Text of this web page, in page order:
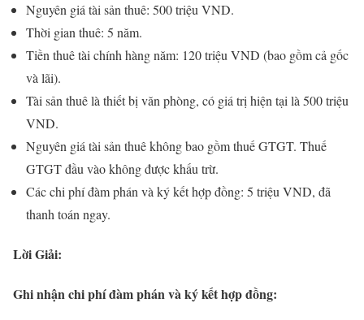
Nguyên giá tài sản thuê: 500 triệu VND.
Thời gian thuê: 5 năm.
Tiền thuê tài chính hàng năm: 120 triệu VND (bao gồm cả gốc
và lãi).
Tài sản thuê là thiết bị văn phòng, có giá trị hiện tại là 500 triệu
VND.
Nguyên giá tài sản thuê không bao gồm thuế GTGT. Thuế
GTGT đầu vào không được khấu trừ.
Các chi phí đàm phán và ký kết hợp đồng: 5 triệu VND, đã
thanh toán ngay.
Lời Giải:
Ghi nhận chi phí đàm phán và ký kết hợp đồng: